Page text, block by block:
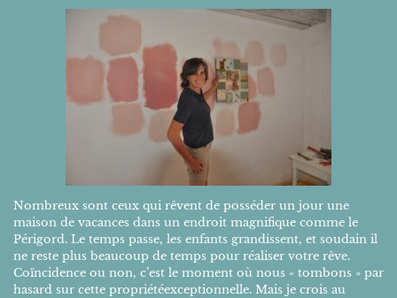
Nombreux sont ceux qui rêvent de posséder un jour une
maison de vacances dans un endroit magnifique comme le
Périgord. Le temps passe, les enfants grandissent, et soudain il
ne reste plus beaucoup de temps pour réaliser votre rêve.
Coïncidence ou non, c’est le moment où nous « tombons » par
hasard sur cette propriétéexceptionnelle. Mais je crois au